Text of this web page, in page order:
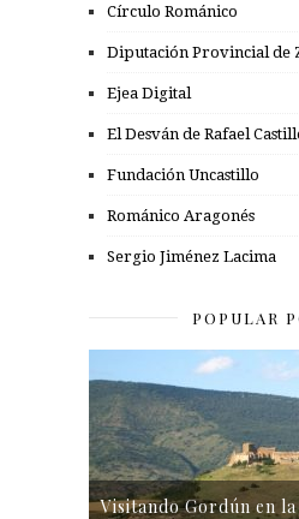
Círculo Románico
Diputación Provincial de
Ejea Digital
El Desván de Rafael
Fundación Uncastillo
Románico Aragonés
Sergio Jiménez Lacima
POPULAR
Visitando Gordún en